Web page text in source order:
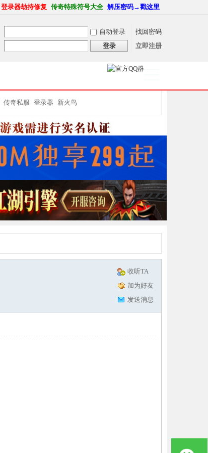
登录器劫持修复 传奇特殊符号大全 解压密码→戳这里
自动登录
找回密码
登录 立即注册
传奇私服 登录器 新火鸟
收听TA
加为好友
发送消息